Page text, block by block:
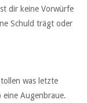
dir keine Vorwürfe
Schuld trägt oder
was letzte
eine Augenbraue.